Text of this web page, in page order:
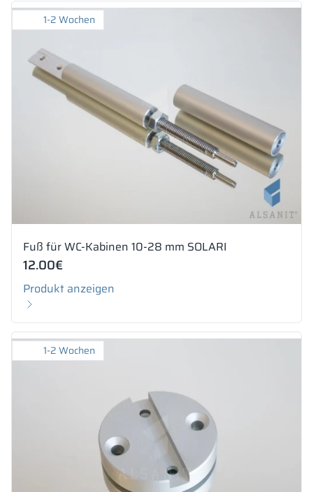
1-2 Wochen
Fuß für WC-Kabinen 10-28 mm SOLARI
12.00€
Produkt anzeigen
1-2 Wochen